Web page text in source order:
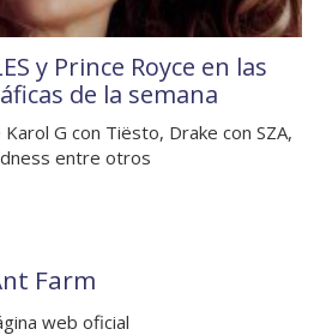
y Prince Royce en las
de la semana
G con Tiësto, Drake con SZA,
entre otros
Farm
web oficial